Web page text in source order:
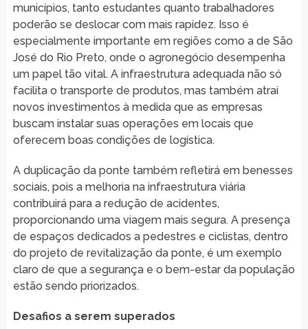
municípios, tanto estudantes quanto trabalhadores
poderão se deslocar com mais rapidez. Isso é
especialmente importante em regiões como a de São
José do Rio Preto, onde o agronegócio desempenha
um papel tão vital. A infraestrutura adequada não só
facilita o transporte de produtos, mas também atrai
novos investimentos à medida que as empresas
buscam instalar suas operações em locais que
oferecem boas condições de logística.
A duplicação da ponte também refletirá em benesses
sociais, pois a melhoria na infraestrutura viária
contribuirá para a redução de acidentes,
proporcionando uma viagem mais segura. A presença
de espaços dedicados a pedestres e ciclistas, dentro
do projeto de revitalização da ponte, é um exemplo
claro de que a segurança e o bem-estar da população
estão sendo priorizados.
Desafios a serem superados